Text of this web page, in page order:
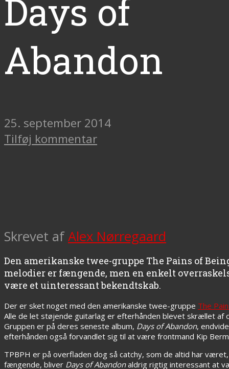
Days of
Abandon
25. september 2014
Tilføj kommentar
Skrevet afAlex Nørregaard
Den amerikanske twee-gruppe The Pains of
melodier er fængende, men en enkelt
være et uinteressant bekendtskab.
Der er sket noget med den amerikanske twee-gruppe The
Alle de let støjende guitarlag er efterhånden blevet skrællet
Gruppen er på deres seneste album, Days of Abandon,
efterhånden også forvandlet sig til at være frontmand Kip
TPBPH er på overfladen dog så catchy, som de altid har
fængende, bliver Days of Abandonaldrig rigtig interessant at